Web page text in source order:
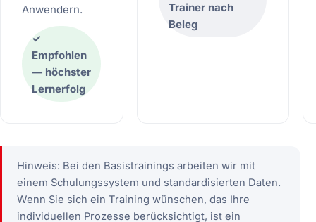
Anwendern.
✓
Empfohlen
— höchster
Lernerfolg
Trainer nach
Beleg
Hinweis: Bei den Basistrainings arbeiten wir mit
einem Schulungssystem und standardisierten Daten.
Wenn Sie sich ein Training wünschen, das Ihre
individuellen Prozesse berücksichtigt, ist ein